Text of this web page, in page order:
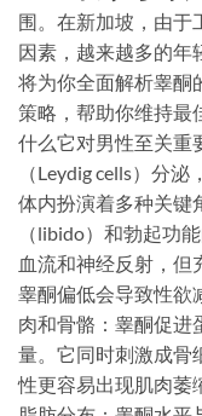
围。在新加坡，由于
因素，越来越多的年
将为你全面解析睾酮
策略，帮助你维持最
什么它对男性至关重
（Leydig cells）分
体内扮演着多种关键
（libido）和勃起功
血流和神经反射，但
睾酮偏低会导致性欲
肉和骨骼：睾酮促进
量。它同时刺激成骨
性更容易出现肌肉萎